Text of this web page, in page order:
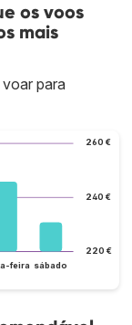
os voos
mais
para
220 €
240 €
260 €
feira sábado